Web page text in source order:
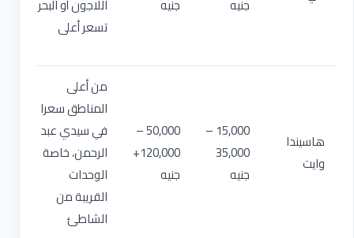
جنيه جنيه
اللاجون أو البحر
تسعر أعلى
هاسيندا
وايت
15,000 –
35,000
جنيه
50,000 –
120,000+
جنيه
من أعلى
المناطق سعرا
في سيدي عبد
الرحمن، خاصة
الوحدات
القريبة من
الشاطئ